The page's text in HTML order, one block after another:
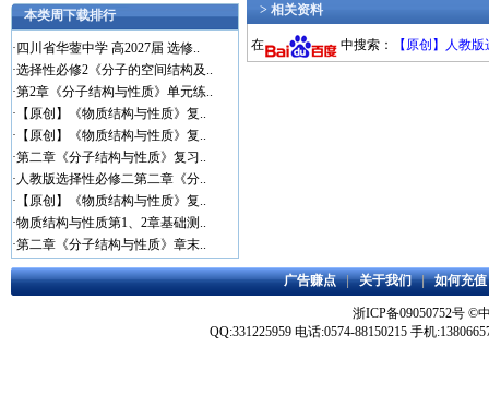
本类周下载排行
· 四川省华蓥中学 高2027届 选修..
·选择性必修2《分子的空间结构及..
·第2章《分子结构与性质》单元练..
· 【原创】《物质结构与性质》复..
· 【原创】《物质结构与性质》复..
·第二章《分子结构与性质》复习..
· 人教版选择性必修二第二章《分..
· 【原创】《物质结构与性质》复..
·物质结构与性质第1、2章基础测..
·第二章《分子结构与性质》章末..
> 相关资料
在 中搜索： 【原创】人教
广告赚点|关于我们|如何充值
浙ICP备09050752号 ©
QQ:331225959 电话:0574-88150215 手机